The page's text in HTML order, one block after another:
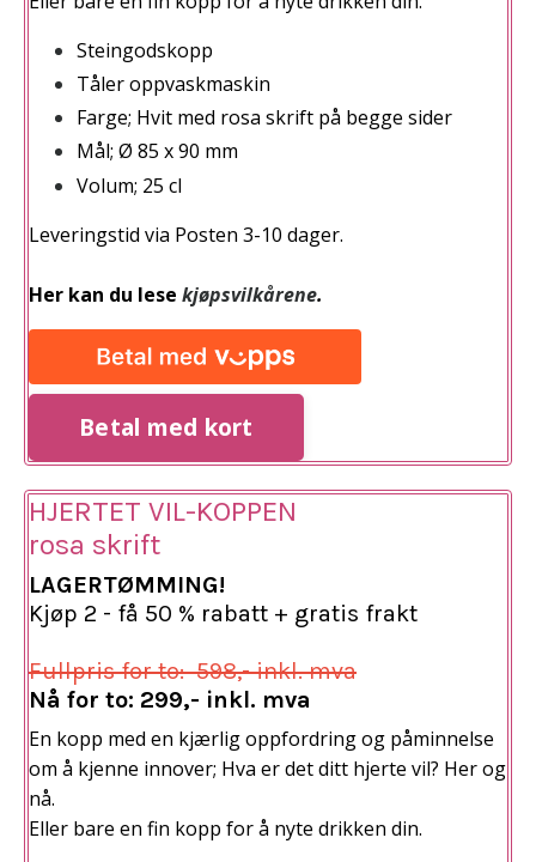
Steingodskopp
Tåler oppvaskmaskin
Farge; Hvit med rosa skrift på begge sider
Mål; Ø 85 x 90 mm
Volum; 25 cl
Leveringstid via Posten 3-10 dager.
Her kan du lese kjøpsvilkårene.
Betal med kort
HJERTET VIL-KOPPEN
rosa skrift
LAGERTØMMING!
Kjøp 2 - få 50 % rabatt + gratis frakt
Fullpris for to: 598,- inkl. mva
Nå for to: 299,- inkl. mva
En kopp med en kjærlig oppfordring og påminnelse
om å kjenne innover; Hva er det ditt hjerte vil? Her og
nå.
Eller bare en fin kopp for å nyte drikken din.